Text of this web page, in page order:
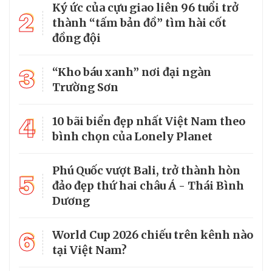
2
Ký ức của cựu giao liên 96 tuổi trở
thành “tấm bản đồ” tìm hài cốt
đồng đội
3
“Kho báu xanh” nơi đại ngàn
Trường Sơn
4
10 bãi biển đẹp nhất Việt Nam theo
bình chọn của Lonely Planet
5
Phú Quốc vượt Bali, trở thành hòn
đảo đẹp thứ hai châu Á - Thái Bình
Dương
6
World Cup 2026 chiếu trên kênh nào
tại Việt Nam?